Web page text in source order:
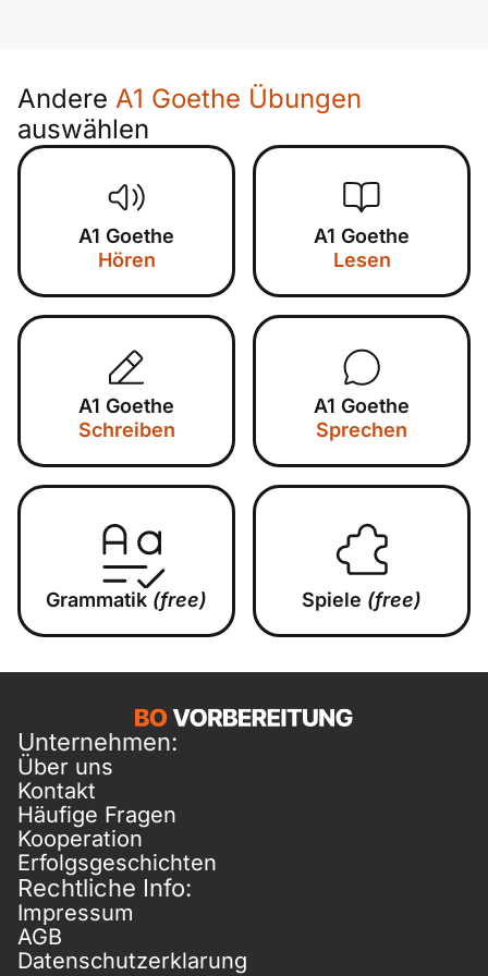
Andere A1 Goethe Übungen
auswählen
A1 Goethe
Hören
A1 Goethe
Lesen
A1 Goethe
Schreiben
A1 Goethe
Sprechen
Grammatik (free) Spiele (free)
Unternehmen:
Über uns
Kontakt
Häufige Fragen
Kooperation
Erfolgsgeschichten
Rechtliche Info:
Impressum
AGB
Datenschutzerklarung